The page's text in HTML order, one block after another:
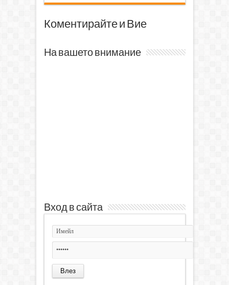
Коментирайте и Вие
На вашето внимание
Вход в сайта